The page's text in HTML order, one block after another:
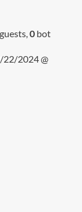
0bot
22/2024 @